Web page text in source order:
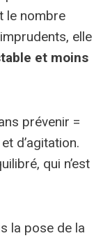
le nombre
elle
et moins
prévenir =
d’agitation.
qui n’est
la pose de la